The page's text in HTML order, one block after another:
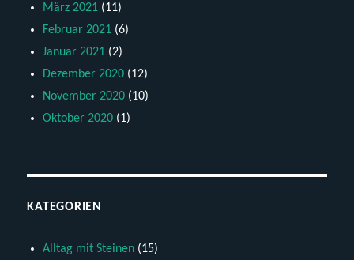
März 2021 (11)
Februar 2021 (6)
Januar 2021 (2)
Dezember 2020 (12)
November 2020 (10)
Oktober 2020 (1)
KATEGORIEN
Alltag mit Steinen (15)